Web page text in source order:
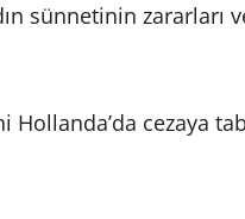
sünnetinin zararları
Hollanda’da cezaya